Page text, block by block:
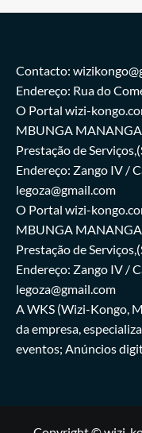
Contacto:
Endereço: Rua do
O Portal wizi-
MBUNGA
Prestação de
Endereço: Zango IV /
legoza@gmail.com
O Portal wizi-
MBUNGA
Prestação de
Endereço: Zango IV /
legoza@gmail.com
A WKS (Wizi-Kongo,
da empresa,
eventos; Anúncios